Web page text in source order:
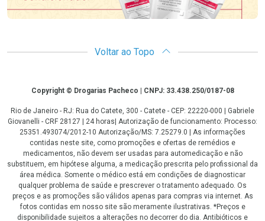
Voltar ao Topo
CopyrightCopyright © Drogarias Pacheco | CNPJ: 33.438.250/0187-08
Rio de Janeiro - RJ: Rua do Catete, 300 - Catete - CEP: 22220-000 | Gabriele
Giovanelli - CRF 28127 | 24 horas| Autorização de funcionamento: Processo:
25351.493074/2012-10 Autorização/MS: 7.25279.0 | As informações
contidas neste site, como promoções e ofertas de remédios e
medicamentos, não devem ser usadas para automedicação e não
substituem, em hipótese alguma, a medicação prescrita pelo profissional da
área médica. Somente o médico está em condições de diagnosticar
qualquer problema de saúde e prescrever o tratamento adequado. Os
preços e as promoções são válidos apenas para compras via internet. As
fotos contidas em nosso site são meramente ilustrativas. *Preços e
disponibilidade sujeitos a alterações no decorrer do dia. Antibióticos e